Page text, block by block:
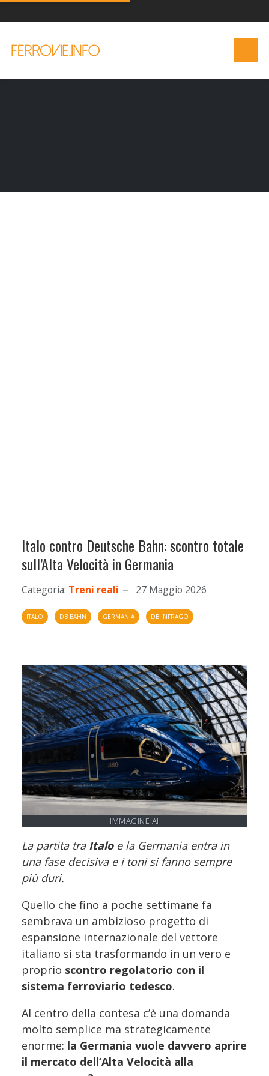
Italo contro Deutsche Bahn: scontro totale
sull’Alta Velocità in Germania
Categoria: Treni reali 27 Maggio 2026
ITALO DB BAHN GERMANIA DB INFRAGO
IMMAGINE AI
La partita tra Italoe la Germania entra in
una fase decisiva e i toni si fanno sempre
più duri.
Quello che fino a poche settimane fa
sembrava un ambizioso progetto di
espansione internazionale del vettore
italiano si sta trasformando in un vero e
proprio scontro regolatorio con il
sistema ferroviario tedesco.
Al centro della contesa c’è una domanda
molto semplice ma strategicamente
enorme: la Germania vuole davvero aprire
il mercato dell’Alta Velocità alla